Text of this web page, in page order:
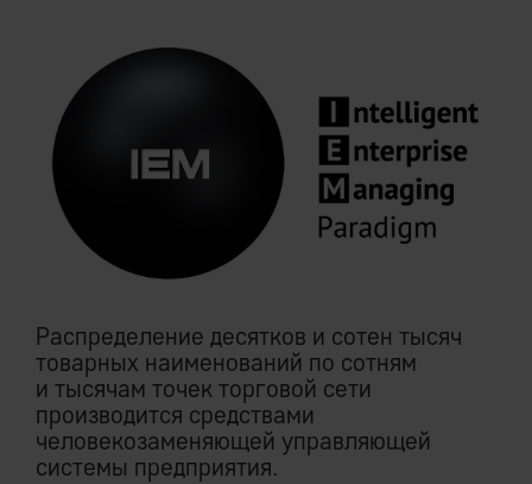
Распределение десятков и сотен тысяч
товарных наименований по сотням
и тысячам точек торговой сети
производится средствами
человекозаменяющей управляющей
системы предприятия.